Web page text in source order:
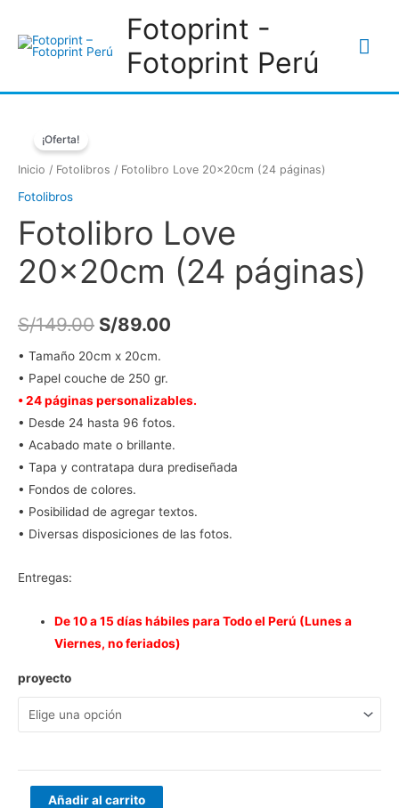
contenido
Fotoprint -
Fotoprint Perú
¡Oferta!
Inicio / Fotolibros / Fotolibro Love 20x20cm (24 páginas)
Fotolibros
Fotolibro Love
20x20cm (24 páginas)
S/149.00 El
precio
original
era:
S/149.00.
S/89.00
actual
es:
S/89.00.
• Tamaño 20cm x 20cm.
• Papel couche de 250 gr.
• 24 páginas personalizables.
• Desde 24 hasta 96 fotos.
• Acabado mate o brillante.
• Tapa y contratapa dura prediseñada
• Fondos de colores.
• Posibilidad de agregar textos.
• Diversas disposiciones de las fotos.
Entregas:
De 10 a 15 días hábiles para Todo el Perú (Lunes a
Viernes, no feriados)
proyecto
FotolibroAñadir al carrito